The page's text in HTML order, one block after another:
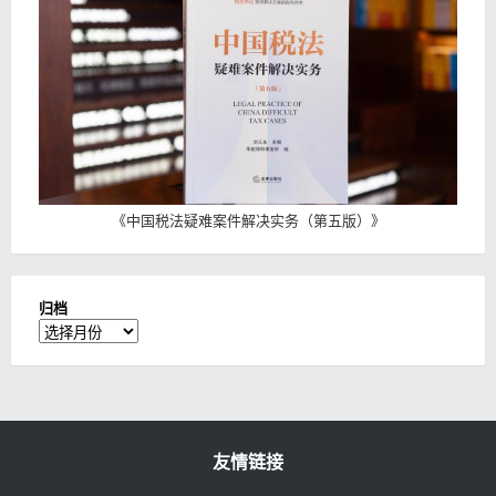
《中国税法疑难案件解决实务（第五版） 》
归档
归
档
友情链接